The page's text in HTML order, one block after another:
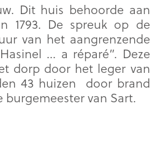
Dit huis behoorde aan
1793. De spreuk op de
van het aangrenzende
… a réparé”. Deze
dorp door het leger van
43 huizen door brand
van Sart.